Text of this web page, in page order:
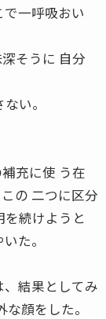
一呼吸おい
そうに 自分
い。
充に使 う在
の 二つに区分
続けようと
た。
結果としてみ
顔をした。